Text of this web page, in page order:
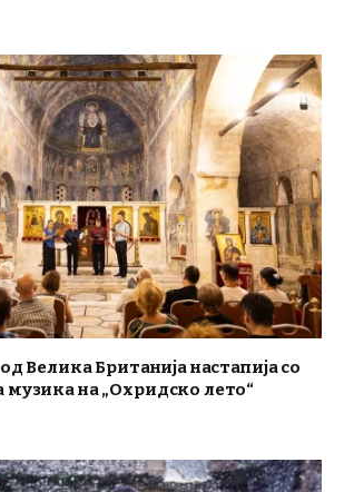
Велика Британија настапија со
музика на „Охридско лето“